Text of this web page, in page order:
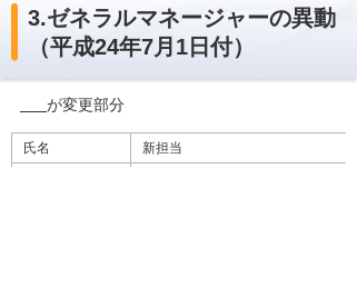
3.ゼネラルマネージャーの異動
（平成24年7月1日付）
が変更部分
氏名
新担当